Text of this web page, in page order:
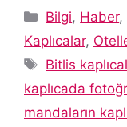
Kategoriler
Bilgi, Haber,
Kaplıcalar,
Etiketler
Bitlis
kaplıcada
mandaların